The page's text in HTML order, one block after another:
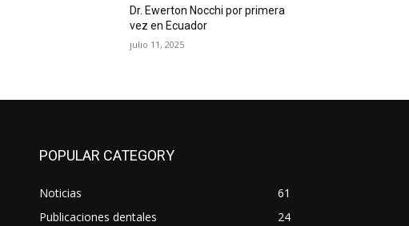
Dr. Ewerton Nocchi por primera
vez en Ecuador
julio 11, 2025
POPULAR CATEGORY
Noticias
61
Publicaciones dentales
24